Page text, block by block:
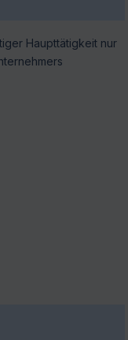
Haupttätigkeit nur